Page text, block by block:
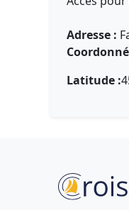
Adresse :
Latitude :